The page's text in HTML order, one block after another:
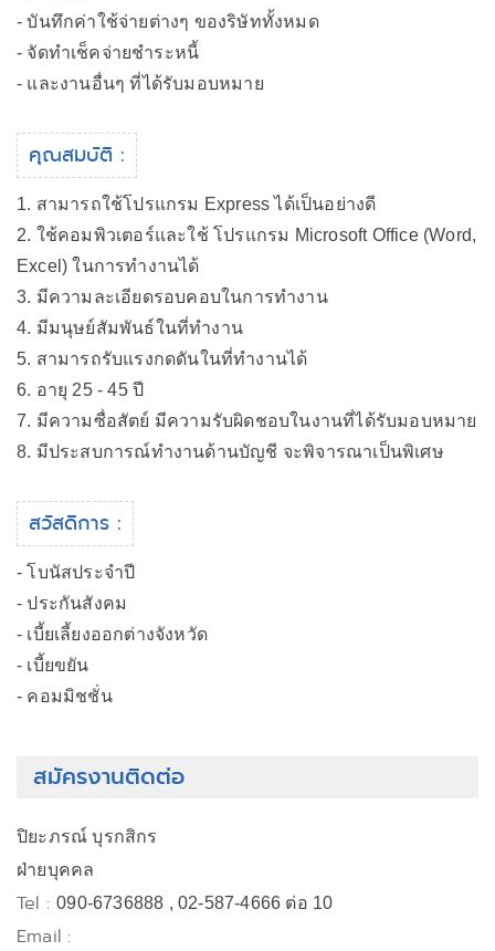
- บันทึกค่าใช้จ่ายต่างๆ ของริษัททั้งหมด
- จัดทำเช็คจ่ายชำระหนี้
- และงานอื่นๆ ที่ได้รับมอบหมาย
คุณสมบัติ :
1. สามารถใช้โปรแกรม Express ได้เป็นอย่างดี
2. ใช้คอมพิวเตอร์และใช้ โปรแกรม Microsoft Office (Word,
Excel) ในการทำงานได้
3. มีความละเอียดรอบคอบในการทำงาน
4. มีมนุษย์สัมพันธ์ในที่ทำงาน
5. สามารถรับแรงกดดันในที่ทำงานได้
6. อายุ 25 - 45 ปี
7. มีความซื่อสัตย์ มีความรับผิดชอบในงานที่ได้รับมอบหมาย
8. มีประสบการณ์ทำงานด้านบัญชี จะพิจารณาเป็นพิเศษ
สวัสดิการ :
- โบนัสประจำปี
- ประกันสังคม
- เบี้ยเลี้ยงออกต่างจังหวัด
- เบี้ยขยัน
- คอมมิชชั่น
สมัครงานติดต่อ
ปิยะภรณ์ บุรกสิกร
ฝ่ายบุคคล
Tel :090-6736888 , 02-587-4666 ต่อ 10
Email :